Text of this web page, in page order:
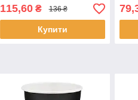
115,60₴ 136 ₴
Купити
24